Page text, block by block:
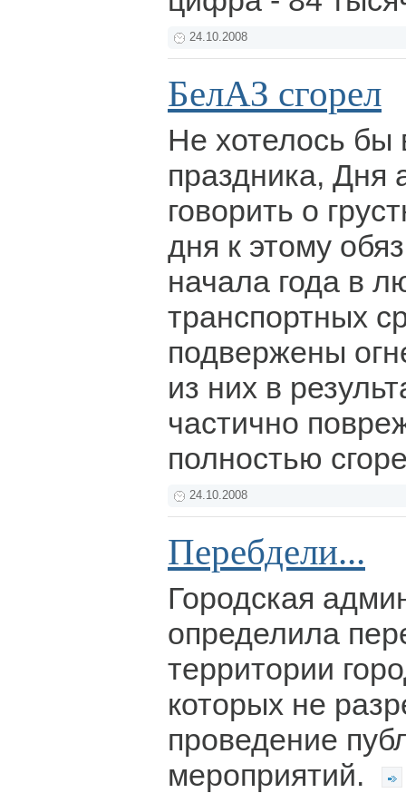
24.10.2008
БелАЗ сгорел
Не хотелось бы
праздника, Дня
говорить о
дня к этому
начала года в
транспортных
подвержены
из них в
частично
полностью
24.10.2008
Перебдели...
Городская
определила
территории
которых не
проведение
мероприятий.